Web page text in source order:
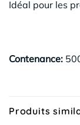
Idéal pour les
Contenance:
Produits